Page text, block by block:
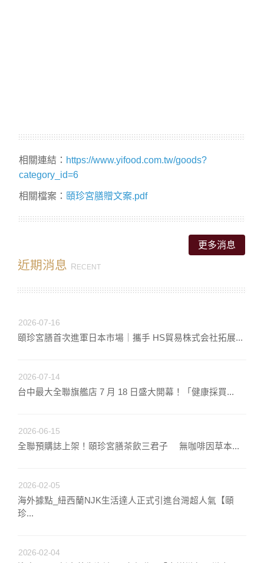
相關連結： https://www.yifood.com.tw/goods?
category_id=6
相關檔案： 頤珍宮膳贈文案.pdf
更多消息
近期消息 RECENT
2026-07-16
頤珍宮膳首次進軍日本市場｜攜手 HS貿易株式会社拓展...
2026-07-14
台中最大全聯旗艦店 7 月 18 日盛大開幕！「健康採買...
2026-06-15
全聯預購誌上架！頤珍宮膳茶飲三君子 無咖啡因草本...
2026-02-05
海外據點_紐西蘭NJK生活達人正式引進台灣超人氣【頤
珍...
2026-02-04